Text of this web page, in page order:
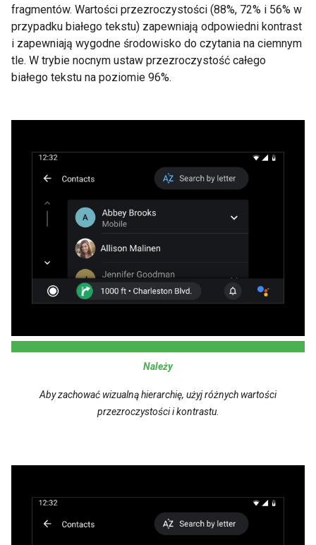
fragmentów. Wartości przezroczystości (88%, 72% i 56% w
przypadku białego tekstu) zapewniają odpowiedni kontrast
i zapewniają wygodne środowisko do czytania na ciemnym
tle. W trybie nocnym ustaw przezroczystość całego
białego tekstu na poziomie 96%.
Należy
Aby zachować wizualną hierarchię, użyj różnych wartości
przezroczystości i kontrastu.